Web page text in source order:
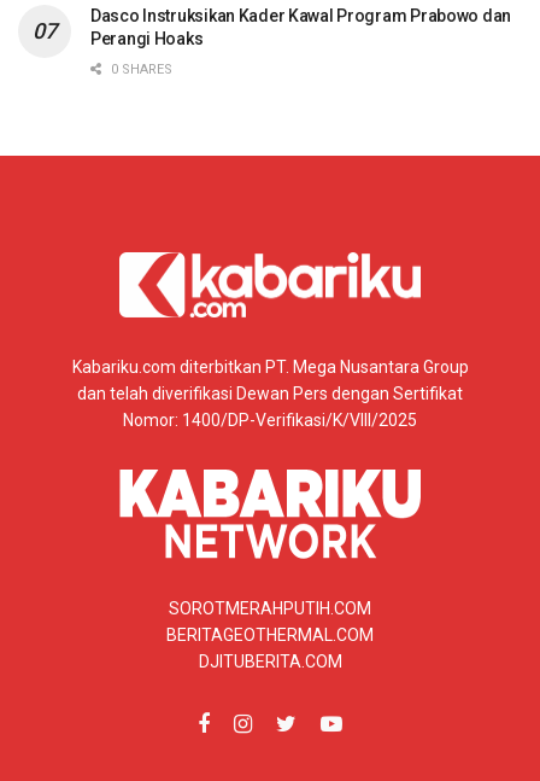
Dasco Instruksikan Kader Kawal Program Prabowo dan
Perangi Hoaks
0 SHARES
Kabariku.com diterbitkan PT. Mega Nusantara Group
dan telah diverifikasi Dewan Pers dengan Sertifikat
Nomor: 1400/DP-Verifikasi/K/VIII/2025
SOROTMERAHPUTIH.COM
BERITAGEOTHERMAL.COM
DJITUBERITA.COM